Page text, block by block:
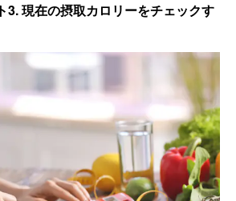
3. 現在の摂取カロリーをチェックす